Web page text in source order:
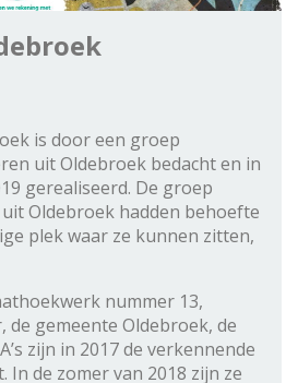
is door een groep
uit Oldebroek bedacht en in
gerealiseerd. De groep
Oldebroek hadden behoefte
plek waar ze kunnen zitten,
nummer 13,
de gemeente Oldebroek, de
zijn in 2017 de verkennende
In de zomer van 2018 zijn ze